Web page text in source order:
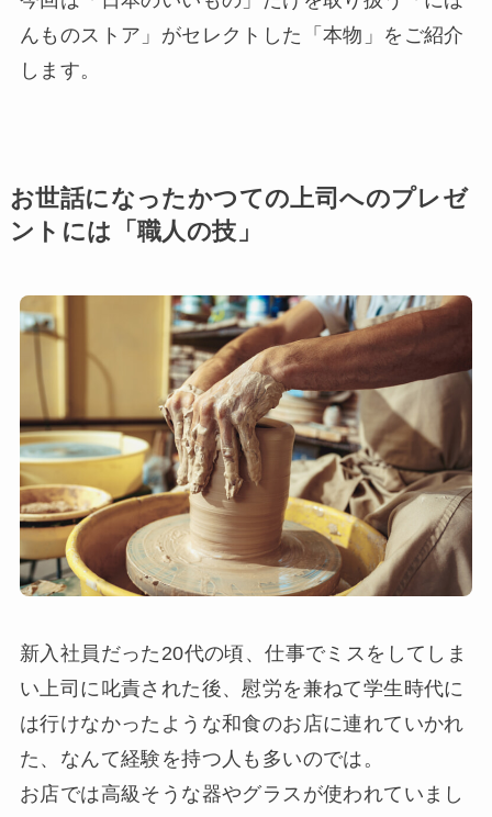
んものストア」がセレクトした「本物」をご紹介
します。
お世話になったかつての上司へのプレゼ
ントには「職人の技」
新入社員だった20代の頃、仕事でミスをしてしま
い上司に叱責された後、慰労を兼ねて学生時代に
は行けなかったような和食のお店に連れていかれ
た、なんて経験を持つ人も多いのでは。
お店では高級そうな器やグラスが使われていまし